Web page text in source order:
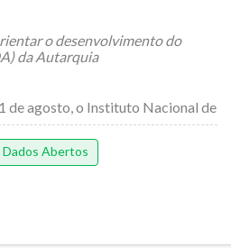
o desenvolvimento do
da Autarquia
de agosto, o Instituto Nacional de
Dados Abertos